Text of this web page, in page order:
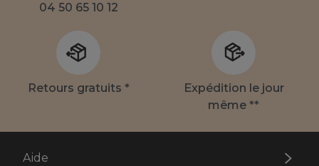
04 50 65 10 12
Retours gratuits *
Expédition le jour
même **
Aide